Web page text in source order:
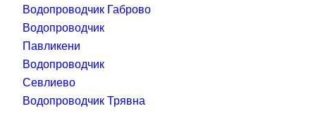
Водопроводчик Габрово
Водопроводчик
Павликени
Водопроводчик
Севлиево
Водопроводчик Трявна